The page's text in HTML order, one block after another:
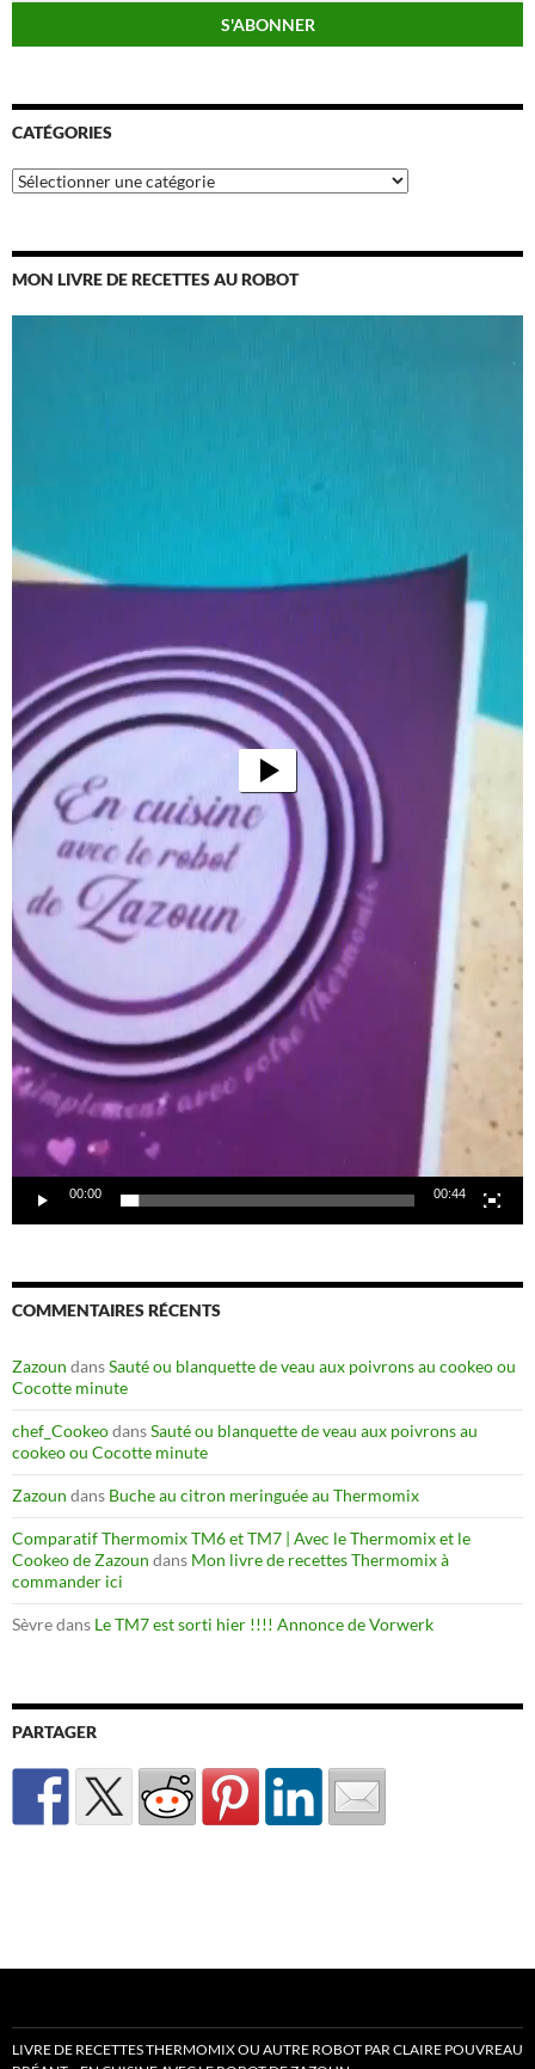
CATÉGORIES
Catégories
MON LIVRE DE RECETTES AU ROBOT
00:00 00:44
COMMENTAIRES RÉCENTS
Zazoun dansSauté ou blanquette de veau aux poivrons au cookeo ou
Cocotte minute
chef_CookeodansSauté ou blanquette de veau aux poivrons au
cookeo ou Cocotte minute
Zazoun dans Buche au citron meringuée au Thermomix
Comparatif Thermomix TM6 et TM7 | Avec le Thermomix et le
Cookeo de Zazoun dans Mon livre de recettes Thermomix à
commander ici
Sèvredans Le TM7 est sorti hier !!!! Annonce de Vorwerk
PARTAGER
LIVRE DE RECETTES THERMOMIX OU AUTRE ROBOT PAR CLAIRE POUVREAU